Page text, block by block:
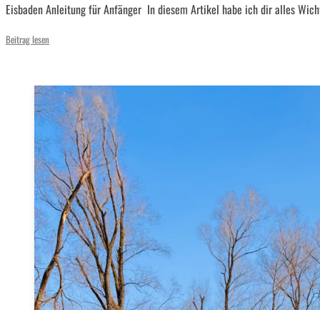
Eisbaden Anleitung für Anfänger In diesem Artikel habe ich dir alles
Beitrag lesen